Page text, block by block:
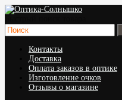
Контакты
Доставка
Оплата заказов в оптике
Изготовление очков
Отзывы о магазине